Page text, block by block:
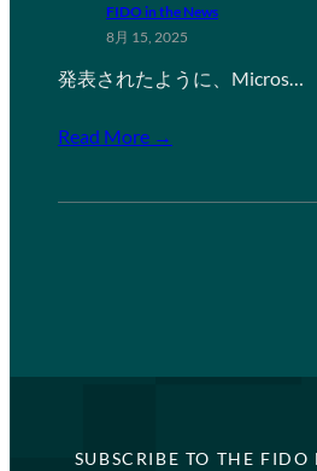
FIDO in the News
8月 15, 2025
発表されたように、Micros…
Read More →
SUBSCRIBE TO THE FIDO